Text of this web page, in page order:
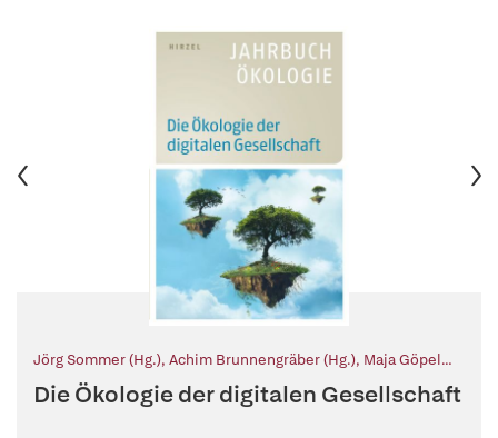
Jörg Sommer (Hg.), Achim Brunnengräber (Hg.), Maja Göpel
Pierre Ibisch (Hg.)
Loske (Hg.),Michael Müller (Hg.),Ernst Ulrich von Weizsäcker
Die Ökologie der digitalen Gesellschaft